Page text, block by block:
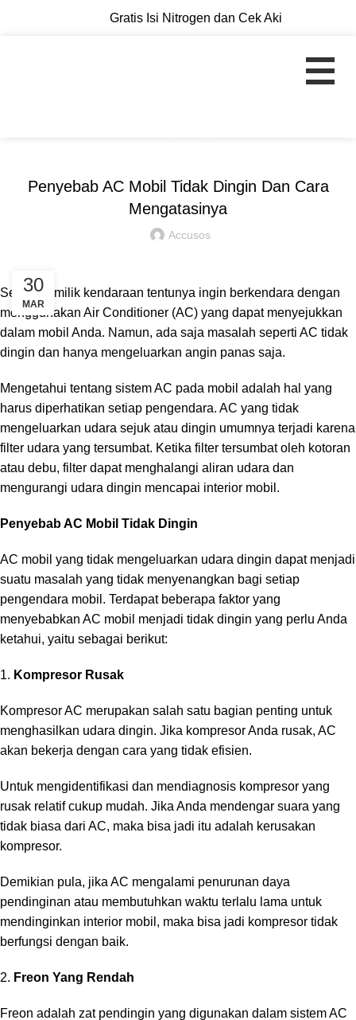
Gratis Isi Nitrogen dan Cek Aki
Penyebab AC Mobil Tidak Dingin Dan Cara
Mengatasinya
Accusos
30
MAR
Setiap pemilik kendaraan tentunya ingin berkendara dengan
menggunakan Air Conditioner (AC) yang dapat menyejukkan
dalam mobil Anda. Namun, ada saja masalah seperti AC tidak
dingin dan hanya mengeluarkan angin panas saja.
Mengetahui tentang sistem AC pada mobil adalah hal yang
harus diperhatikan setiap pengendara. AC yang tidak
mengeluarkan udara sejuk atau dingin umumnya terjadi karena
filter udara yang tersumbat. Ketika filter tersumbat oleh kotoran
atau debu, filter dapat menghalangi aliran udara dan
mengurangi udara dingin mencapai interior mobil.
Penyebab AC Mobil Tidak Dingin
AC mobil yang tidak mengeluarkan udara dingin dapat menjadi
suatu masalah yang tidak menyenangkan bagi setiap
pengendara mobil. Terdapat beberapa faktor yang
menyebabkan AC mobil menjadi tidak dingin yang perlu Anda
ketahui, yaitu sebagai berikut:
Kompresor Rusak
Kompresor AC merupakan salah satu bagian penting untuk
menghasilkan udara dingin. Jika kompresor Anda rusak, AC
akan bekerja dengan cara yang tidak efisien.
Untuk mengidentifikasi dan mendiagnosis kompresor yang
rusak relatif cukup mudah. Jika Anda mendengar suara yang
tidak biasa dari AC, maka bisa jadi itu adalah kerusakan
kompresor.
Demikian pula, jika AC mengalami penurunan daya
pendinginan atau membutuhkan waktu terlalu lama untuk
mendinginkan interior mobil, maka bisa jadi kompresor tidak
berfungsi dengan baik.
2. Freon Yang Rendah
Freon adalah zat pendingin yang digunakan dalam sistem AC